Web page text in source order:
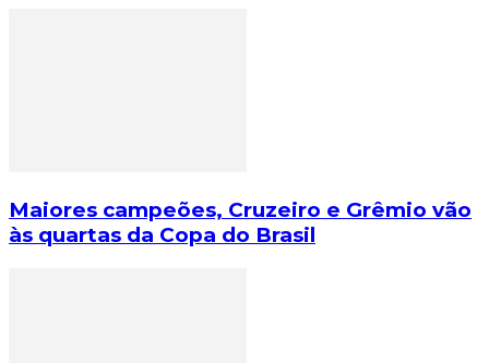
Maiores campeões, Cruzeiro e Grêmio vão
às quartas da Copa do Brasil